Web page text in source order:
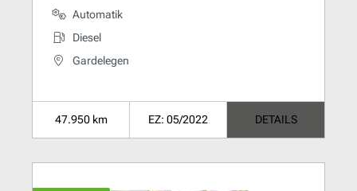
Automatik
Diesel
Gardelegen
47.950 km EZ: 05/2022 DETAILS